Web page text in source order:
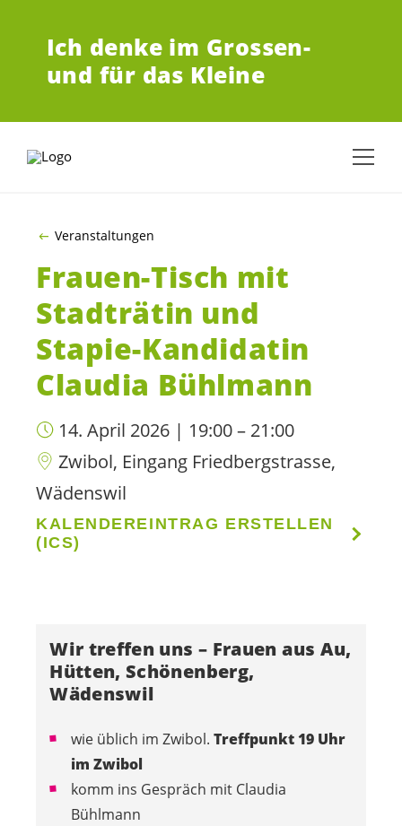
Ich denke im Grossen-
und für das Kleine
Veranstaltungen
Frauen-Tisch mit
Stadträtin und
Stapie-Kandidatin
Claudia Bühlmann
14. April 2026 | 19:00 – 21:00
Zwibol, Eingang Friedbergstrasse,
Wädenswil
KALENDEREINTRAG ERSTELLEN
(ICS)
Wir treffen uns – Frauen aus Au,
Hütten, Schönenberg,
Wädenswil
wie üblich im Zwibol.Treffpunkt 19 Uhr
im Zwibol
komm ins Gespräch mit Claudia
Bühlmann